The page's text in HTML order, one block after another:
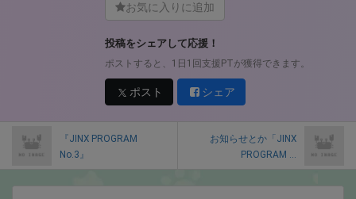
お気に入りに追加
投稿をシェアして応援！
ポストすると、1日1回支援PTが獲得できます。
ポスト シェア
『JINX PROGRAM
No.3』
お知らせとか「JINX
PROGRAM ...